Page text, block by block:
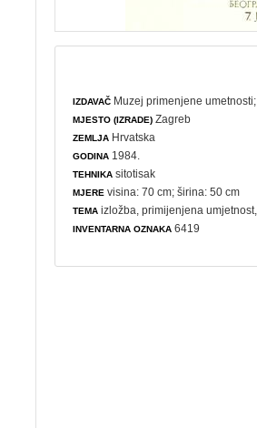
IZDAVAČ Muzej primenjene umetnosti;
MJESTO (IZRADE) Zagreb
ZEMLJA Hrvatska
GODINA 1984.
TEHNIKA sitotisak
MJERE visina: 70 cm; širina: 50 cm
TEMA izložba ,primijenjena umjetnost
INVENTARNA OZNAKA 6419